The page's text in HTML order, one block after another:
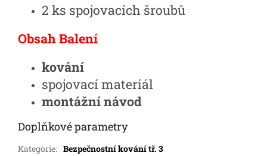
2 ks spojovacích šroubů
Obsah Balení
kování
spojovací materiál
montážní návod
Doplňkové parametry
Kategorie: Bezpečnostní kování tř. 3